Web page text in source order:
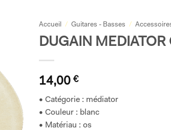
Accueil / Guitares - Basses /
DUGAIN MEDIATOR
14,00 €
• Catégorie : médiator
• Couleur : blanc
• Matériau : os